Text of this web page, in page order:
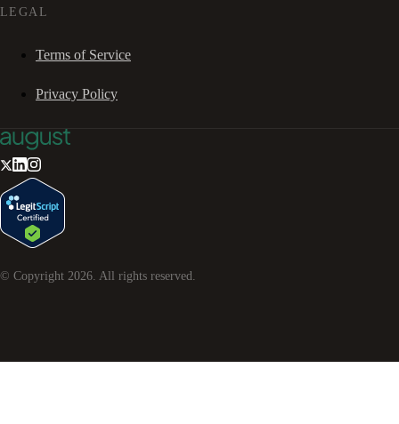
LEGAL
Terms of Service
Privacy Policy
© Copyright 2026. All rights reserved.